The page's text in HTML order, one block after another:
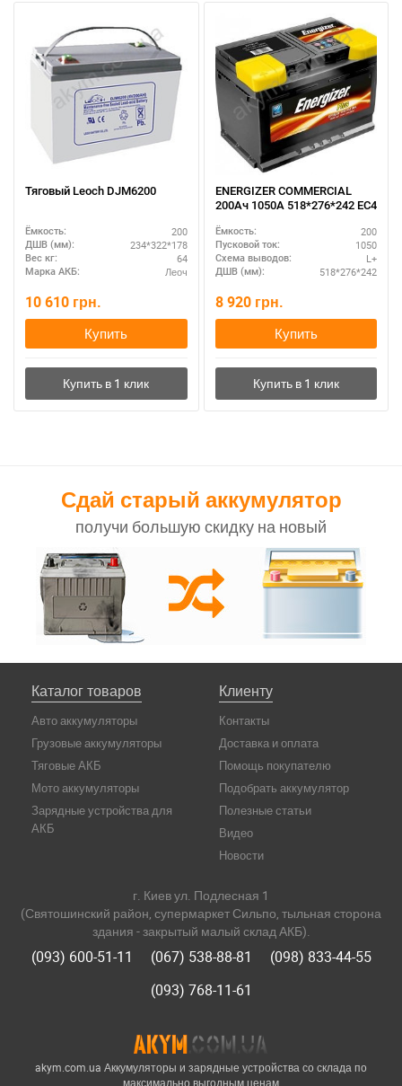
Тяговый Leoch DJM6200
Ёмкость: 200
ДШВ (мм): 234*322*178
Вес кг: 64
Марка АКБ: Леоч
10 610 грн.
Купить
ENERGIZER COMMERCIAL
200Ач 1050А 518*276*242 EC4
Ёмкость: 200
Пусковой ток: 1050
Схема выводов: L+
ДШВ (мм): 518*276*242
8 920 грн.
Купить
Сдай старый аккумулятор
получи большую скидку на новый
akym.com.ua Аккумуляторы и зарядные устройства со склада по
максимально выгодным ценам
Каталог товаров
Авто аккумуляторы
Грузовые аккумуляторы
Тяговые АКБ
Мото аккумуляторы
Зарядные устройства для
АКБ
Клиенту
Контакты
Доставка и оплата
Помощь покупателю
Подобрать аккумулятор
Полезные статьи
Видео
Новости
г. Киев ул. Подлесная 1
(Святошинский район, супермаркет Сильпо, тыльная сторона
здания - закрытый малый склад АКБ).
(093) 600-51-11 (067) 538-88-81
(098) 833-44-55
(093) 768-11-61